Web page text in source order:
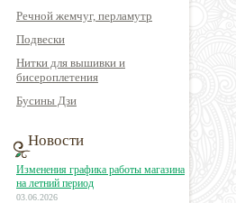
Бисер
Delica
Бисер
цилиндрический
Речной жемчуг, перламутр
Подвески
Нитки для вышивки и
бисероплетения
Бусины Дзи
Новости
Изменения графика работы магазина
на летний период
03.06.2026